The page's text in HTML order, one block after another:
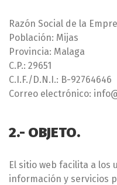
Razón Social de la
Población: Mijas
Provincia: Malaga
C.P.: 29651
C.I.F./D.N.I.: B-92764646
Correo electrónico:
2.- OBJETO.
El sitio web facilita a los
información y servicios